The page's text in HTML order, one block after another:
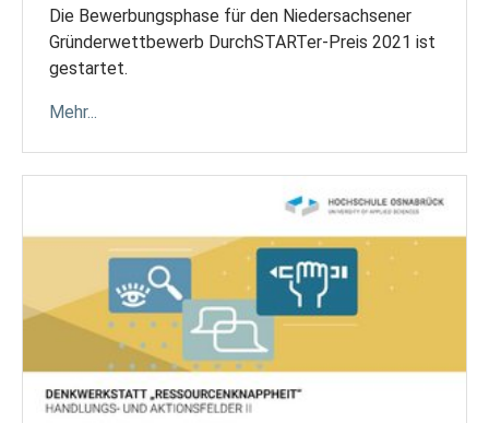
Die Bewerbungsphase für den Niedersachsener
Gründerwettbewerb DurchSTARTer-Preis 2021 ist
gestartet.
Mehr...